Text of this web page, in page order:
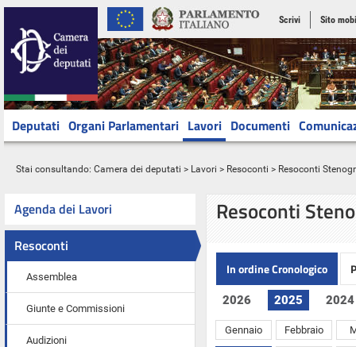
Scrivi Sito
Deputati Organi Parlamentari Lavori Documenti
Stai consultando: Camera dei deputati > Lavori > Resoconti > Resoconti
Agenda dei Lavori
Resoconti
Assemblea
Giunte e Commissioni
Audizioni
Resoconti
In ordine Cronologico
2026 2025
Gennaio Febbraio
2024